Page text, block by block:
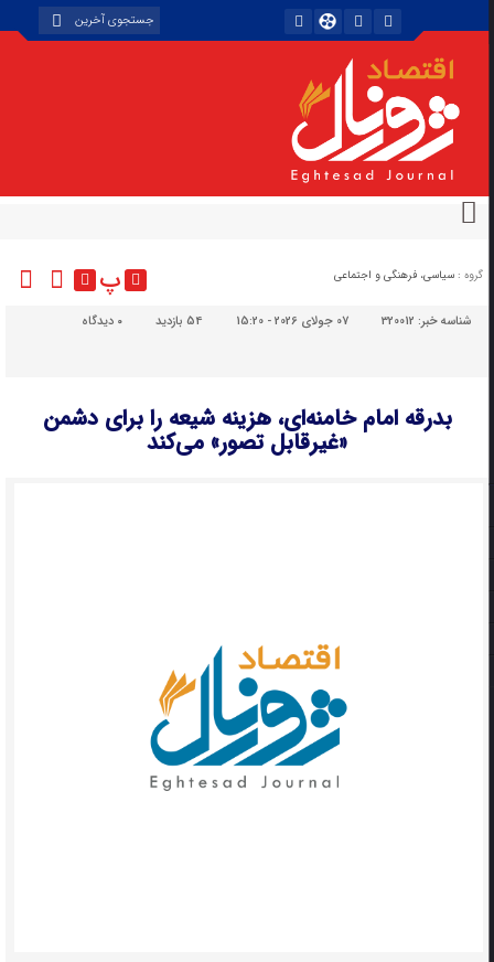
گروه : سیاسی، فرهنگی و اجتماعی پ
شناسه خبر:320012 07 جولای 2026 - 15:20 54 بازدید دیدگاه
بدرقه امام خامنه‌ای، هزینه‌ شیعه را برای دشمن
«غیرقابل تصور» می‌کند